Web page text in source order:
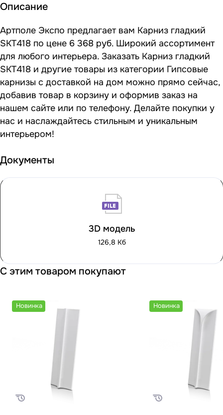
Описание
Артполе Экспо предлагает вам Карниз гладкий
SKT418 по цене 6 368 руб. Широкий ассортимент
для любого интерьера. Заказать Карниз гладкий
SKT418 и другие товары из категории Гипсовые
карнизы с доставкой на дом можно прямо сейчас,
добавив товар в корзину и оформив заказ на
нашем сайте или по телефону. Делайте покупки у
нас и наслаждайтесь стильным и уникальным
интерьером!
Документы
3D модель
126,8 Кб
С этим товаром покупают
Новинка Новинка